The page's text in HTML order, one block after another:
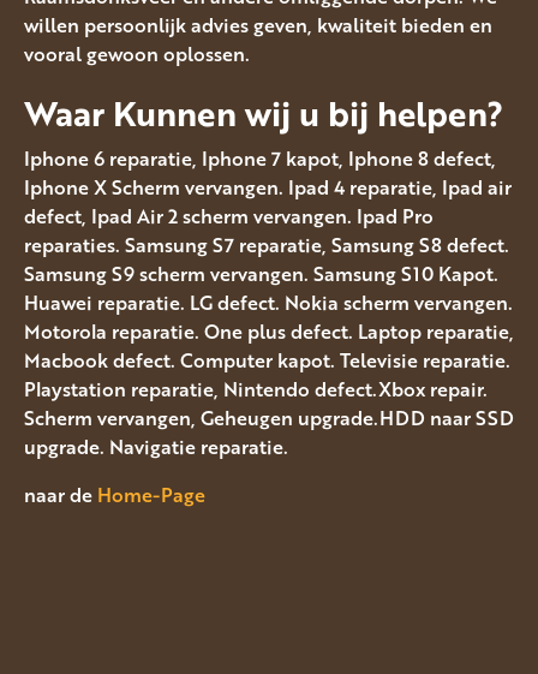
willen persoonlijk advies geven, kwaliteit bieden en
vooral gewoon oplossen.
Waar Kunnen wij u bij helpen?
Iphone 6 reparatie, Iphone 7 kapot, Iphone 8 defect,
Iphone X Scherm vervangen. Ipad 4 reparatie, Ipad air
defect, Ipad Air 2 scherm vervangen. Ipad Pro
reparaties. Samsung S7 reparatie, Samsung S8 defect.
Samsung S9 scherm vervangen. Samsung S10 Kapot.
Huawei reparatie. LG defect. Nokia scherm vervangen.
Motorola reparatie. One plus defect. Laptop reparatie,
Macbook defect. Computer kapot. Televisie reparatie.
Playstation reparatie, Nintendo defect.Xbox repair.
Scherm vervangen, Geheugen upgrade.HDD naar SSD
upgrade. Navigatie reparatie.
naar de Home-Page